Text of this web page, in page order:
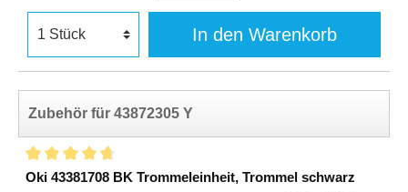
In den Warenkorb
Zubehör für 43872305 Y
Oki 43381708 BK Trommeleinheit, Trommel schwarz